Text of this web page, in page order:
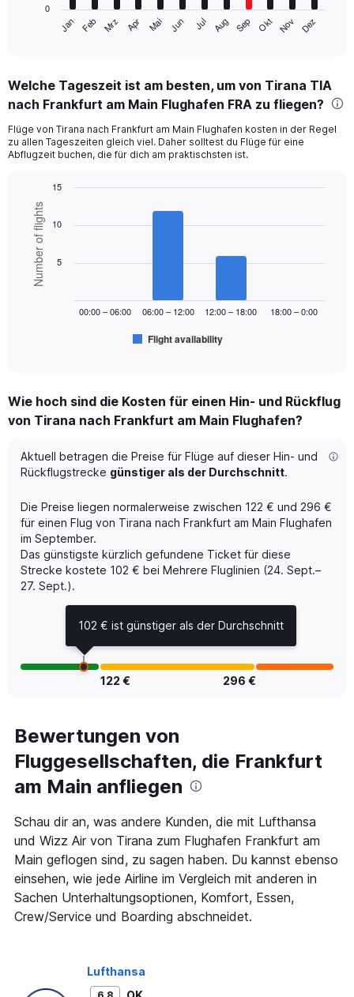
Range:
12
The
chart
has
axis
displaying
values.
Range:
Jan Feb Mrz Apr Mai Jun Jul Aug Sep Okt Nov Dez
0
Welche Tageszeit ist am besten, um von Tirana TIA
nach Frankfurt am Main Flughafen FRA zu fliegen?
Flüge von Tirana nach Frankfurt am Main Flughafen kosten in der Regel
zu allen Tageszeiten gleich viel. Daher solltest du Flüge für eine
Abflugzeit buchen, die für dich am praktischsten ist.
Bar
chart
with
bars.
The
Range:
6
The
chart
has
Y
axis
displaying
Number
of
flights.
Chart
graphic.
Number of flights
Flight availability
00:00 – 06:00 06:00 – 12:00 12:00 – 18:00 18:00 – 0:00
5
10
15
Wie hoch sind die Kosten für einen Hin- und Rückflug
von Tirana nach Frankfurt am Main Flughafen?
Aktuell betragen die Preise für Flüge auf dieser Hin- und
Rückflugstrecke günstiger als der Durchschnitt.
Die Preise liegen normalerweise zwischen 122 € und 296 €
für einen Flug von Tirana nach Frankfurt am Main Flughafen
im September.
Das günstigste kürzlich gefundene Ticket für diese
Strecke kostete 102 € bei Mehrere Fluglinien (24. Sept.–
27. Sept.).
122 € 296 €
Bewertungen von
Fluggesellschaften, die Frankfurt
am Main anfliegen
Schau dir an, was andere Kunden, die mit Lufthansa
und Wizz Air von Tirana zum Flughafen Frankfurt am
Main geflogen sind, zu sagen haben. Du kannst ebenso
einsehen, wie jede Airline im Vergleich mit anderen in
Sachen Unterhaltungsoptionen, Komfort, Essen,
Crew/Service und Boarding abschneidet.
Lufthansa
102 € ist günstiger als der Durchschnitt